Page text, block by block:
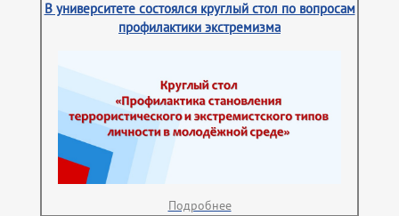
В университете состоялся круглый стол по вопросам
профилактики экстремизма
Подробнее